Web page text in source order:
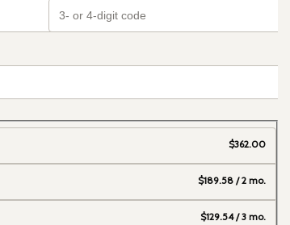
$362.00
$189.58 / 2 mo.
$129.54 / 3 mo.